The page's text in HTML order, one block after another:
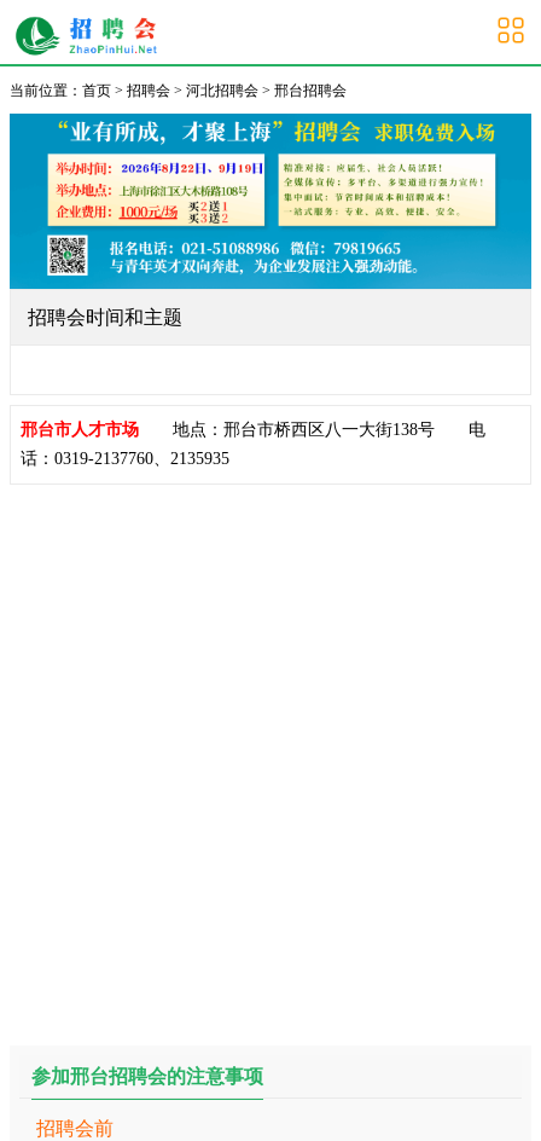
邢台招聘会
当前位置： 首页 > 招聘会 > 河北招聘会 > 邢台招聘会
招聘会时间和主题
邢台市人才市场 地点：邢台市桥西区八一大街138号 电
话：0319-2137760、2135935
参加邢台招聘会的注意事项
招聘会前